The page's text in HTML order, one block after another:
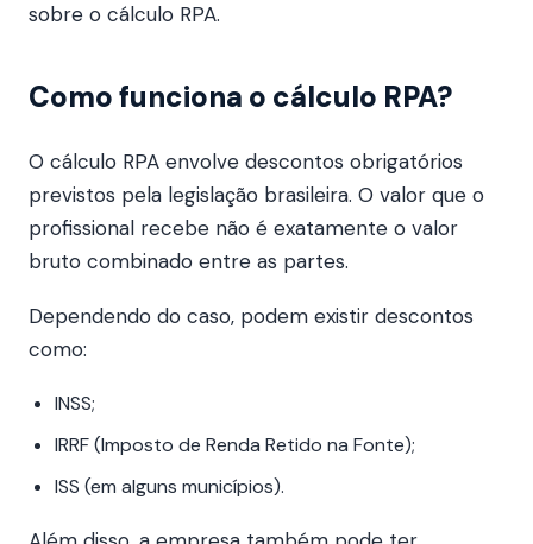
sobre o cálculo RPA.
Como funciona o cálculo RPA?
O cálculo RPA envolve descontos obrigatórios
previstos pela legislação brasileira. O valor que o
profissional recebe não é exatamente o valor
bruto combinado entre as partes.
Dependendo do caso, podem existir descontos
como:
INSS;
IRRF (Imposto de Renda Retido na Fonte);
ISS (em alguns municípios).